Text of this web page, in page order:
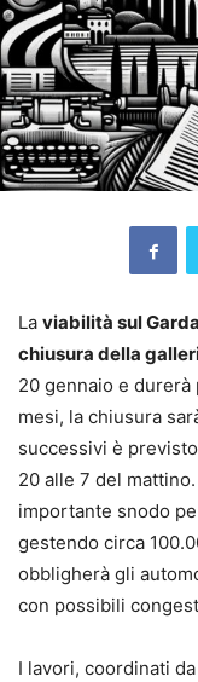
La viabilità sul Garda
chiusura della
20 gennaio e
mesi, la chiusura
successivi è
20 alle 7 del
importante snodo
gestendo circa
obbligherà gli
con possibili
I lavori, coordinati